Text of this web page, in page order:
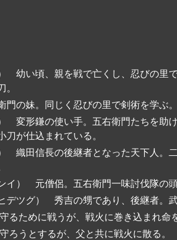
幼い頃、親を戦で亡くし、忍びの里
。
の妹。同じく忍びの里で剣術を学ぶ。
変形鎌の使い手。五右衛門たちを助
刀が仕込まれている。
織田信長の後継者となった天下人。
イ） 元僧侶。五右衛門一味討伐隊の頭
デツグ） 秀吉の甥であり、後継者。武
るために戦うが、戦火に巻き込まれ命
ろうとするが、父と共に戦火に散る。